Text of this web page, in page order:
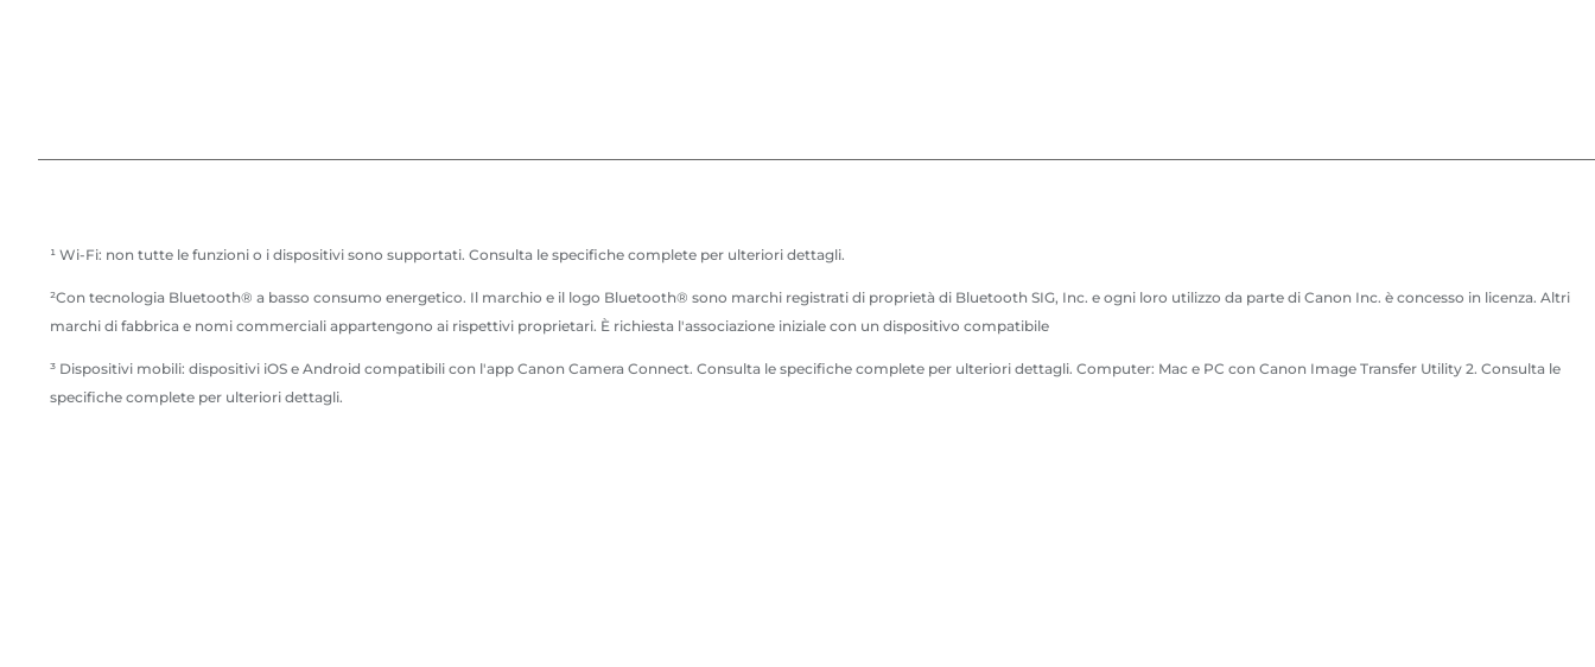
¹ Wi-Fi: non tutte le funzioni o i dispositivi sono supportati. Consulta le specifiche complete per ulteriori dettagli.
²Con tecnologia Bluetooth® a basso consumo energetico. Il marchio e il logo Bluetooth® sono marchi registrati di proprietà di Bluetooth SIG, Inc. e ogni loro utilizzo da parte di Canon Inc. è concesso in licenza. Altri
marchi di fabbrica e nomi commerciali appartengono ai rispettivi proprietari. È richiesta l'associazione iniziale con un dispositivo compatibile
³ Dispositivi mobili: dispositivi iOS e Android compatibili con l'app Canon Camera Connect. Consulta le specifiche complete per ulteriori dettagli. Computer: Mac e PC con Canon Image Transfer Utility 2. Consulta le
specifiche complete per ulteriori dettagli.